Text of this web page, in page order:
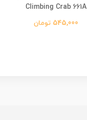
Climbing Crab 661A
545,000 تومان